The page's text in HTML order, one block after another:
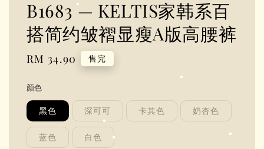
B1683 — KELTIS家韩系百
搭简约皱褶显瘦A版高腰裤
Regular
RM 34.90 售完
颜色
黑色 深可可 卡其色 奶杏色
蓝色 白色